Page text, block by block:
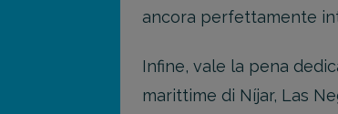
ancora perfettamente
Infine, vale la pena
marittime di Níjar, Las